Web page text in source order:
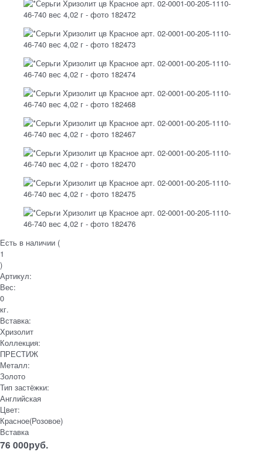
Есть в наличии (
1
)
Артикул:
Вес:
0
кг.
Вставка:
Хризолит
Коллекция:
ПРЕСТИЖ
Металл:
Золото
Тип застёжки:
Английская
Цвет:
Красное(Розовое)
Вставка
76 000руб.